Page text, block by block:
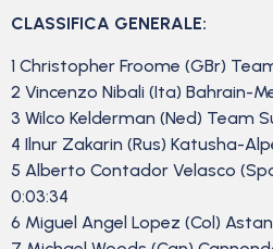
CLASSIFICA GENERALE:
1 Christopher Froome (GBr)
2 Vincenzo Nibali (Ita) Bahrain-
3 Wilco Kelderman (Ned) Team
4 Ilnur Zakarin (Rus) Katusha-
5 Alberto Contador Velasco
0:03:34
6 Miguel Angel Lopez (Col)